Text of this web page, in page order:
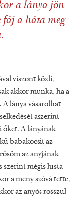
a lánya jön
fáj a háta meg
viszont közli,
akkor munka, ha a
A lánya vásárolhat
aszerint
őket. A lányának
babakocsit az
az anyjának
szerint mégis lusta
a meny szóvá tette,
az anyós rosszul